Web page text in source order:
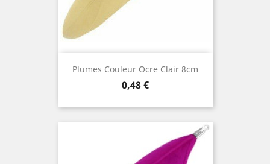
Plumes Couleur Ocre Clair 8cm
Prix
0,48 €